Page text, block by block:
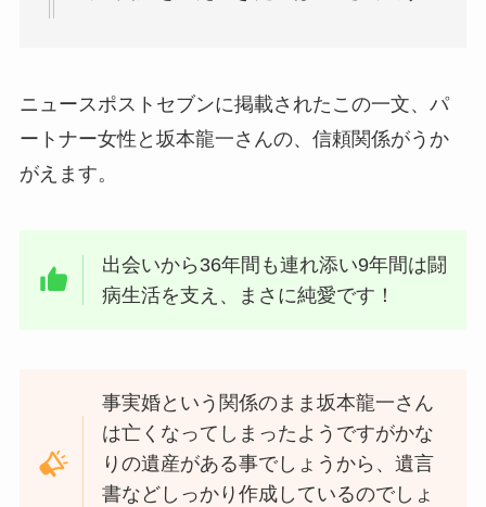
ニュースポストセブンに掲載されたこの一文、パ
ートナー女性と坂本龍一さんの、信頼関係がうか
がえます。
出会いから36年間も連れ添い9年間は闘
病生活を支え、まさに純愛です！
事実婚という関係のまま坂本龍一さん
は亡くなってしまったようですがかな
りの遺産がある事でしょうから、遺言
書などしっかり作成しているのでしょ